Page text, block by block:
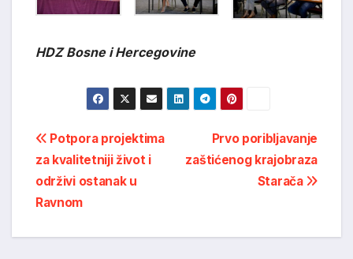
HDZ Bosne i Hercegovine
Post
navigation
Prvo poribljavanje
zaštićenog krajobraza
Starača
Potpora projektima
za kvalitetniji život i
održivi ostanak u
Ravnom